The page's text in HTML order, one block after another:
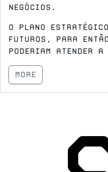
negócios.
O plano
futuros, para
poderiam atender
more